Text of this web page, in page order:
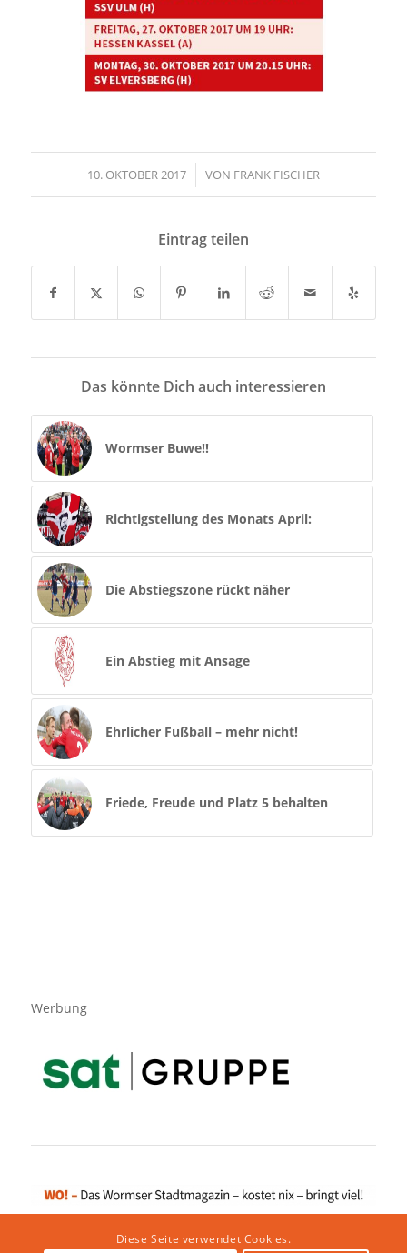
10. OKTOBER 2017
/ VON FRANK FISCHER
Eintrag teilen
Das könnte Dich auch interessieren
Wormser Buwe!!
Richtigstellung des Monats April:
Die Abstiegszone rückt näher
Ein Abstieg mit Ansage
Ehrlicher Fußball – mehr nicht!
Friede, Freude und Platz 5 behalten
Werbung
Diese Seite verwendet Cookies.